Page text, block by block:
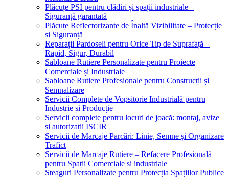
Plăcuțe PSI pentru clădiri și spații industriale –
Siguranță garantată
Plăcuțe Reflectorizante de Înaltă Vizibilitate – Protecție
și Siguranță
Reparații Pardoseli pentru Orice Tip de Suprafață –
Rapid, Sigur, Durabil
Sabloane Rutiere Personalizate pentru Proiecte
Comerciale și Industriale
Sabloane Rutiere Profesionale pentru Construcții și
Semnalizare
Servicii Complete de Vopsitorie Industrială pentru
Industrie și Producție
Servicii complete pentru locuri de joacă: montaj, avize
și autorizații ISCIR
Servicii de Marcaje Parcări: Linie, Semne și Organizare
Trafict
Servicii de Marcaje Rutiere – Refacere Profesională
pentru Spații Comerciale si industriale
Steaguri Personalizate pentru Protecția Spațiilor Publice